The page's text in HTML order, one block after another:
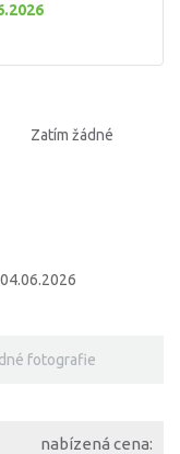
Zatím žádné
fotografie
nabízená cena: